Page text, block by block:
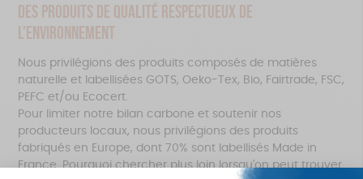
Des produits de qualité respectueux de
l’environnement
Nous privilégions des produits composés de matières
naturelle et labellisées GOTS, Oeko-Tex, Bio, Fairtrade, FSC,
PEFC et/ou Ecocert.
Pour limiter notre bilan carbone et soutenir nos
producteurs locaux, nous privilégions des produits
fabriqués en Europe, dont 70% sont labellisés Made in
France. Pourquoi chercher plus loin lorsqu'on peut trouver